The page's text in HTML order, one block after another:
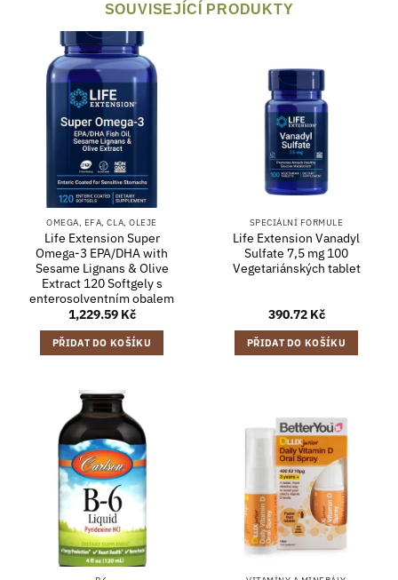
SOUVISEJÍCÍ PRODUKTY
OMEGA, EFA, CLA, OLEJE
Life Extension Super
Omega-3 EPA/DHA with
Sesame Lignans & Olive
Extract 120 Softgely s
enterosolventním obalem
1,229.59 Kč
PŘIDAT DO KOŠÍKU
SPECIÁLNÍ FORMULE
Life Extension Vanadyl
Sulfate 7,5 mg 100
Vegetariánských tablet
390.72 Kč
PŘIDAT DO KOŠÍKU